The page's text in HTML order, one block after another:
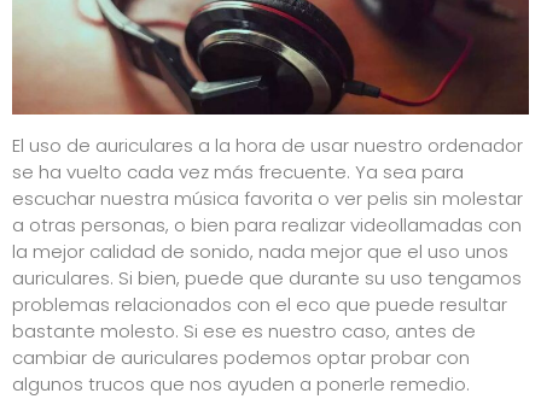
El uso de auriculares a la hora de usar nuestro ordenador
se ha vuelto cada vez más frecuente. Ya sea para
escuchar nuestra música favorita o ver pelis sin molestar
a otras personas, o bien para realizar videollamadas con
la mejor calidad de sonido, nada mejor que el uso unos
auriculares. Si bien, puede que durante su uso tengamos
problemas relacionados con el eco que puede resultar
bastante molesto. Si ese es nuestro caso, antes de
cambiar de auriculares podemos optar probar con
algunos trucos que nos ayuden a ponerle remedio.